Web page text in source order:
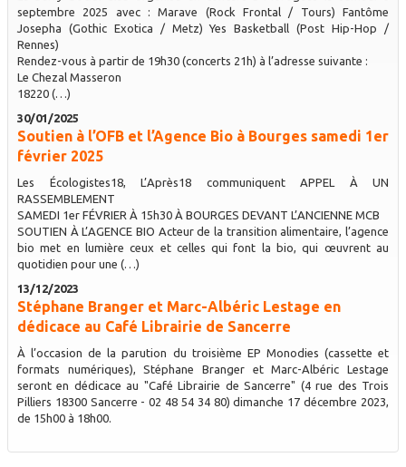
septembre 2025 avec : Marave (Rock Frontal / Tours) Fantôme
Josepha (Gothic Exotica / Metz) Yes Basketball (Post Hip-Hop /
Rennes)
Rendez-vous à partir de 19h30 (concerts 21h) à l’adresse suivante :
Le Chezal Masseron
18220 (…)
30/01/2025
Soutien à l’OFB et l’Agence Bio à Bourges samedi 1er
février 2025
Les Écologistes18, L’Après18 communiquent APPEL À UN
RASSEMBLEMENT
SAMEDI 1er FÉVRIER À 15h30 À BOURGES DEVANT L’ANCIENNE MCB
SOUTIEN À L’AGENCE BIO Acteur de la transition alimentaire, l’agence
bio met en lumière ceux et celles qui font la bio, qui œuvrent au
quotidien pour une (…)
13/12/2023
Stéphane Branger et Marc-Albéric Lestage en
dédicace au Café Librairie de Sancerre
À l’occasion de la parution du troisième EP Monodies (cassette et
formats numériques), Stéphane Branger et Marc-Albéric Lestage
seront en dédicace au "Café Librairie de Sancerre" (4 rue des Trois
Pilliers 18300 Sancerre - 02 48 54 34 80) dimanche 17 décembre 2023,
de 15h00 à 18h00.